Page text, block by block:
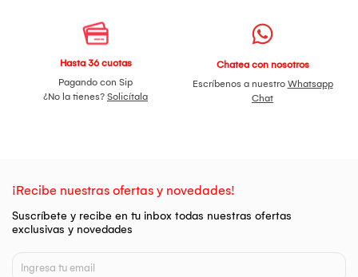
Hasta 36 cuotas
Pagando con Sip
¿No la tienes? Solicítala
Chatea con nosotros
Escríbenos a nuestro Whatsapp
Chat
¡Recibe nuestras ofertas y novedades!
Suscríbete y recibe en tu inbox todas nuestras ofertas
exclusivas y novedades